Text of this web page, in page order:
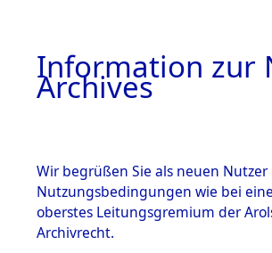
Information zur
Archives
Wir begrüßen Sie als neuen
Nutzungsbedingungen wie bei
oberstes Leitungsgremium der
Archivrecht.